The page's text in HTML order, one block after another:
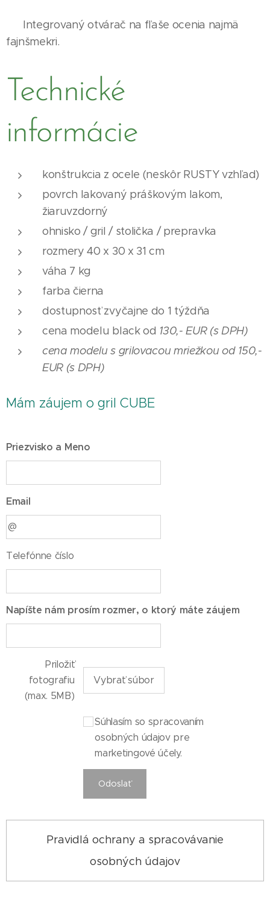
Integrovaný otvárač na fľaše ocenia najmä
fajnšmekri.
Technické
informácie
konštrukcia z ocele (neskôr RUSTY vzhľad)
povrch lakovaný práškovým lakom,
žiaruvzdorný
ohnisko / gril / stolička / prepravka
rozmery 40 x 30 x 31 cm
váha 7 kg
farba čierna
dostupnosť zvyčajne do 1 týždňa
cena modelu black od 130,- EUR (s DPH)
cena modelu s grilovacou mriežkou od 150,-
EUR (s DPH)
Mám záujem o gril CUBE
Priezvisko a Meno
Email
Telefónne číslo
Napíšte nám prosím rozmer, o ktorý máte záujem
Priložiť
fotografiu
(max. 5MB)
Vybrať súbor
Súhlasím so spracovaním
osobných údajov pre
marketingové účely.
Odoslať
Pravidlá ochrany a spracovávanie
osobných údajov